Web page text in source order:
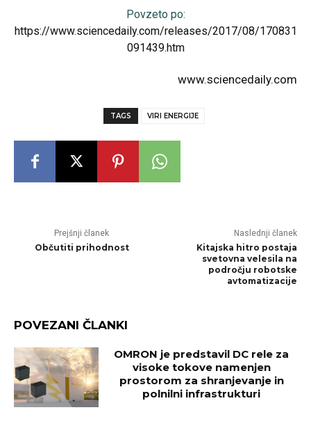
Povzeto po:
https://www.sciencedaily.com/releases/2017/08/170831
091439.htm
www.sciencedaily.com
TAGS VIRI ENERGIJE
Prejšnji članek
Občutiti prihodnost
Naslednji članek
Kitajska hitro postaja
svetovna velesila na
področju robotske
avtomatizacije
POVEZANI ČLANKI
OMRON je predstavil DC rele za
visoke tokove namenjen
prostorom za shranjevanje in
polnilni infrastrukturi